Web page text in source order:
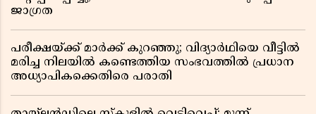
ജാഗ്രത
പരീക്ഷയ്ക്ക് മാർക്ക് കുറഞ്ഞു; വിദ്യാർഥിയെ വീട്ടിൽ
മരിച്ച നിലയിൽ കണ്ടെത്തിയ സംഭവത്തിൽ പ്രധാന
അധ്യാപികക്കെതിരെ പരാതി